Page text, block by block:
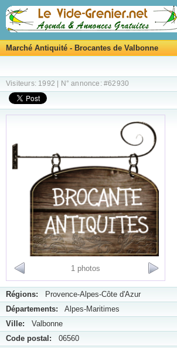
Marché Antiquité - Brocantes de Valbonne
Visiteurs: 1992 | N° annonce: #62930
1 photos
Régions: Provence-Alpes-Côte d'Azur
Départements: Alpes-Maritimes
Ville: Valbonne
Code postal: 06560